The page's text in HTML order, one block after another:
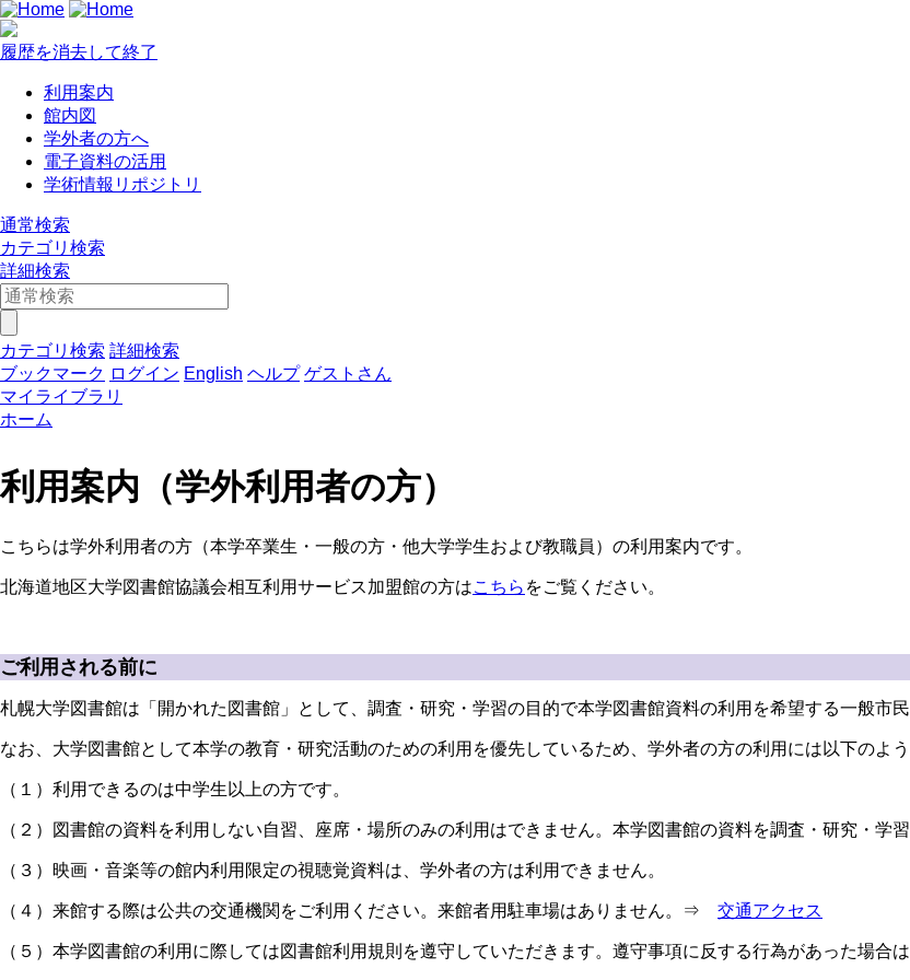
履歴を消去して終了
利用案内
館内図
学外者の方へ
電子資料の活用
学術情報リポジトリ
通常検索
カテゴリ検索
詳細検索
カテゴリ検索 詳細検索
ブックマーク ログイン English ヘルプ ゲストさん
マイライブラリ
ホーム
利用案内（学外利用者の方）
こちらは学外利用者の方（本学卒業生・一般の方・他大学学生および教職員）の利用案内です。
北海道地区大学図書館協議会相互利用サービス加盟館の方はこちら をご覧ください。
ご利用される前に
札幌大学図書館は「開かれた図書館」として、調査・研究・学習の目的で本学図書館資料の利用を希望する一般市
なお、大学図書館として本学の教育・研究活動のための利用を優先しているため、学外者の方の利用には以下のよ
（１）利用できるのは中学生以上の方です。
（２）図書館の資料を利用しない自習、座席・場所のみの利用はできません。本学図書館の資料を調査・研究・学
（３）映画・音楽等の館内利用限定の視聴覚資料は、学外者の方は利用できません。
（４）来館する際は公共の交通機関をご利用ください。来館者用駐車場はありません。⇒ 交通アクセス
（５）本学図書館の利用に際しては図書館利用規則を遵守していただきます。遵守事項に反する行為があった場合